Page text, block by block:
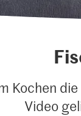
Kochen
Video